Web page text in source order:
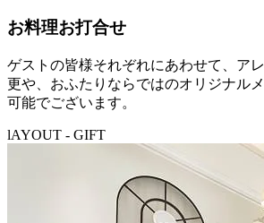
お料理お打合せ
ゲストの皆様それぞれにあわせて、ア
更や、おふたりならではのオリジナル
可能でございます。
lAYOUT - GIFT